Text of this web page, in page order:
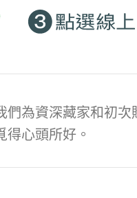
為資深藏家和初次
心頭所好。